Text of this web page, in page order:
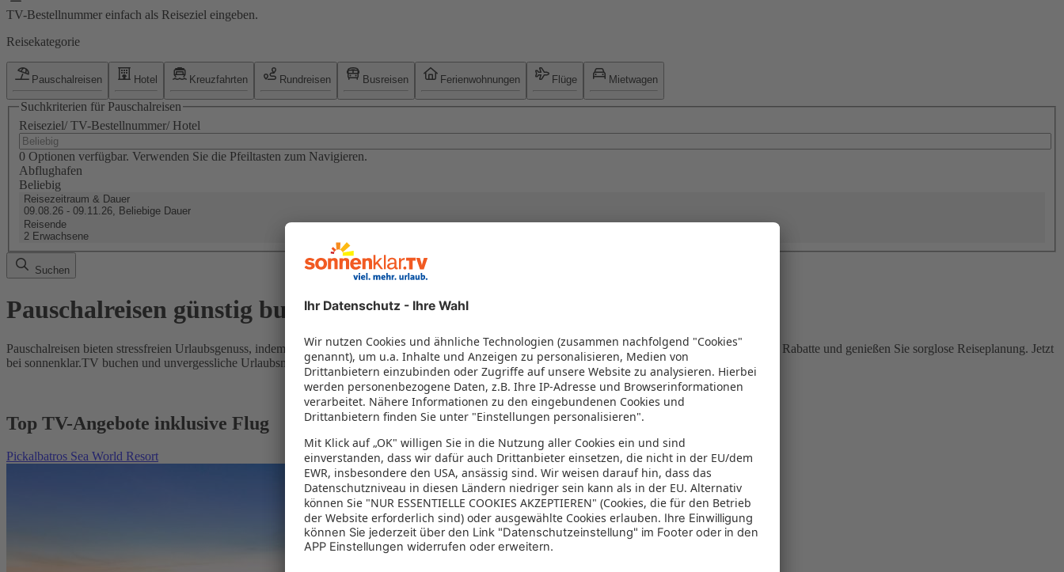
TV-Bestellnummer einfach als Reiseziel eingeben.
Reisekategorie
Pauschalreisen Hotel Kreuzfahrten Rundreisen Busreisen Ferienwohnungen Flüge Mietwagen
Suchkriterien für Pauschalreisen
Reiseziel/ TV-Bestellnummer/ Hotel
0 Optionen verfügbar. Verwenden Sie die Pfeiltasten zum Navigieren.
Abflughafen
Beliebig
Reisezeitraum & Dauer
09.08.26 - 09.11.26, Beliebige Dauer
Reisende
2 Erwachsene
Suchen
Pauschalreisen günstig buchen
Pauschalreisen bieten stressfreien Urlaubsgenuss, indem Flug und Hotel in einem Paket kombiniert werden – das spart Zeit und Geld. Nutzen Sie attraktive Rabatte und genießen Sie sorglose Reiseplanung. Jetzt
bei sonnenklar.TV buchen und unvergessliche Urlaubsmomente erleben!
Top TV-Angebote inklusive Flug
Pickalbatros Sea World Resort